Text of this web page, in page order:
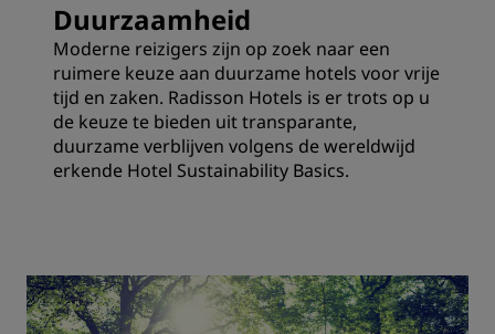
Duurzaamheid
Moderne reizigers zijn op zoek naar een
ruimere keuze aan duurzame hotels voor vrije
tijd en zaken. Radisson Hotels is er trots op u
de keuze te bieden uit transparante,
duurzame verblijven volgens de wereldwijd
erkende Hotel Sustainability Basics.